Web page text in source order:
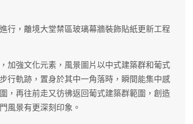
行，離境大堂禁區玻璃幕牆裝飾貼紙更新工程
加強文化元素，風景圖片以中式建築群和葡式
行軌跡，置身於其中一角落時，瞬間能集中感
，再往前走又彷彿返回葡式建築群範圍，創造
風景有更深刻印象。